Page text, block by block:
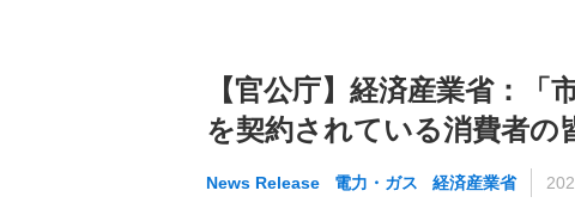
【官公庁】経済産業省：「
を契約されている消費者の
News Release 電力・ガス 経済産業省